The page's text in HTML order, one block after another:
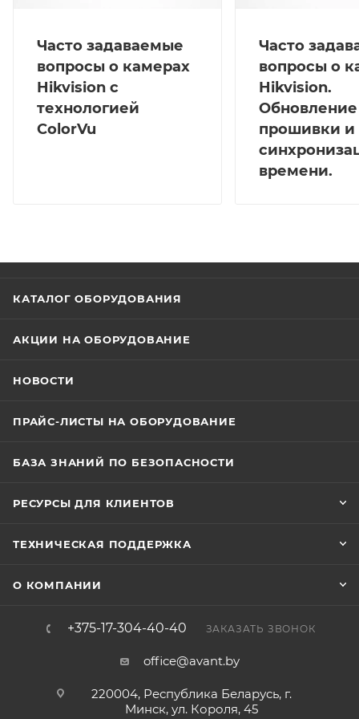
Часто задаваемые
вопросы о камерах
Hikvision с
технологией
ColorVu
Часто
вопросы о
Hikvision.
Обновление
прошивки и
времени.
КАТАЛОГ ОБОРУДОВАНИЯ
АКЦИИ НА ОБОРУДОВАНИЕ
НОВОСТИ
ПРАЙС-ЛИСТЫ НА ОБОРУДОВАНИЕ
БАЗА ЗНАНИЙ ПО БЕЗОПАСНОСТИ
РЕСУРСЫ ДЛЯ КЛИЕНТОВ
ТЕХНИЧЕСКАЯ ПОДДЕРЖКА
О КОМПАНИИ
+375-17-304-40-40 ЗАКАЗАТЬ ЗВОНОК
office@avant.by
220004, Республика Беларусь, г.
Минск, ул. Короля, 45